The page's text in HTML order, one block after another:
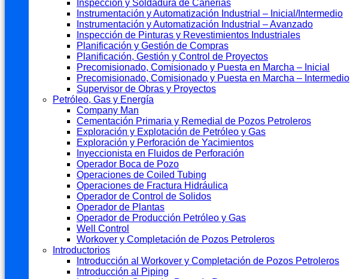
Inspección y Soldadura de Cañerias
Instrumentación y Automatización Industrial – Inicial/Intermedio
Instrumentación y Automatización Industrial – Avanzado
Inspección de Pinturas y Revestimientos Industriales
Planificación y Gestión de Compras
Planificación, Gestión y Control de Proyectos
Precomisionado, Comisionado y Puesta en Marcha – Inicial
Precomisionado, Comisionado y Puesta en Marcha – Intermedio
Supervisor de Obras y Proyectos
Petróleo, Gas y Energía
Company Man
Cementación Primaria y Remedial de Pozos Petroleros
Exploración y Explotación de Petróleo y Gas
Exploración y Perforación de Yacimientos
Inyeccionista en Fluidos de Perforación
Operador Boca de Pozo
Operaciones de Coiled Tubing
Operaciones de Fractura Hidráulica
Operador de Control de Solidos
Operador de Plantas
Operador de Producción Petróleo y Gas
Well Control
Workover y Completación de Pozos Petroleros
Introductorios
Introducción al Workover y Completación de Pozos Petroleros
Introducción al Piping